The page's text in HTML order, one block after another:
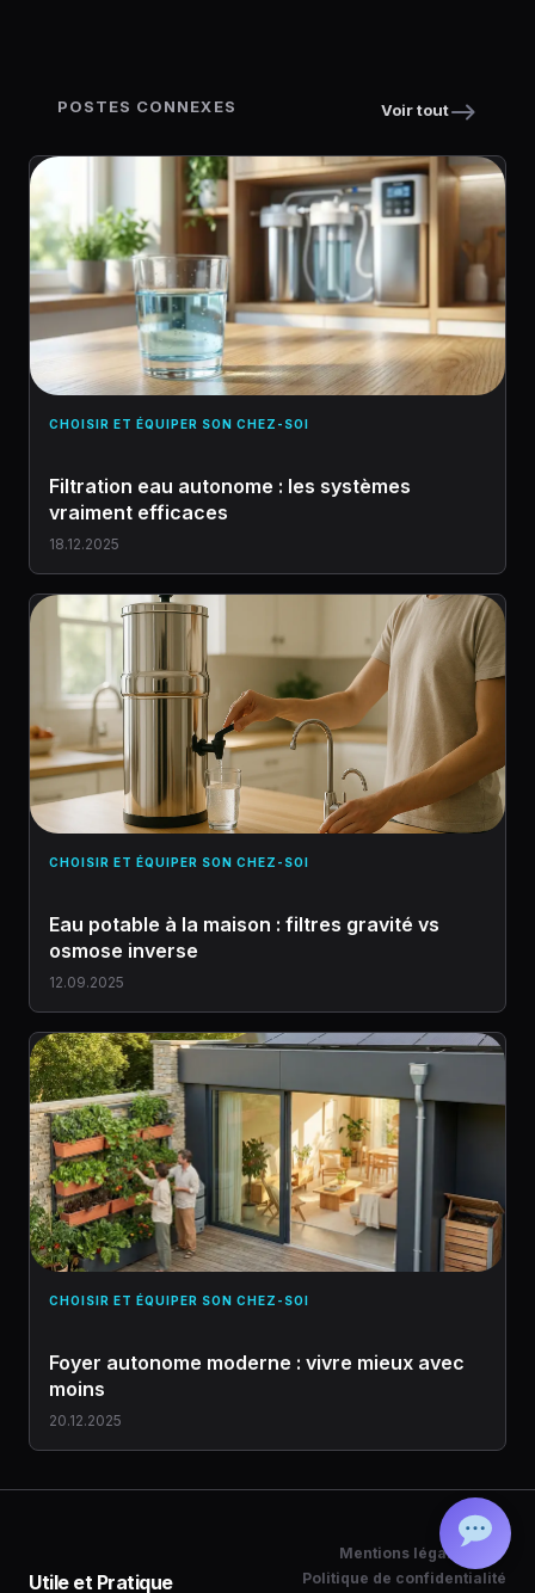
POSTES CONNEXES Voir tout
CHOISIR ET ÉQUIPER SON CHEZ-SOI
Filtration eau autonome : les systèmes
vraiment efficaces
18.12.2025
CHOISIR ET ÉQUIPER SON CHEZ-SOI
Eau potable à la maison : filtres gravité vs
osmose inverse
12.09.2025
CHOISIR ET ÉQUIPER SON CHEZ-SOI
Foyer autonome moderne : vivre mieux avec
moins
20.12.2025
Utile et Pratique
Mentions légales
Politique de confidentialité